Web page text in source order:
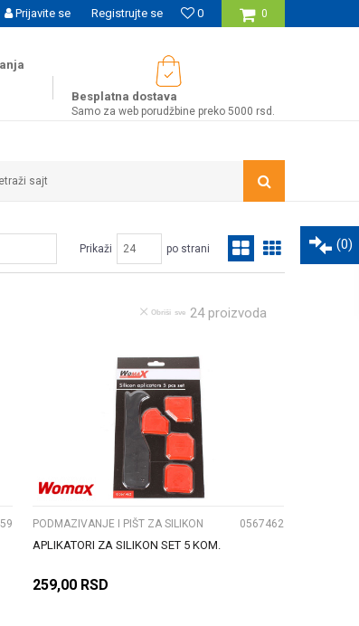
BESPLATNE ISPORUKE ZA WEB PORUDŽBINE! 0
0
Prijavite se Registrujte se
Besplatna dostava
Samo za web porudžbine preko 5000 rsd.
sajt
(0)
Prikaži po strani
24proizvoda
Obriši sve
UPOREDI
PODMAZIVANJE I PIŠT ZA SILIKON 0567462
APLIKATORI ZA SILIKON SET 5 KOM.
259,00 RSD